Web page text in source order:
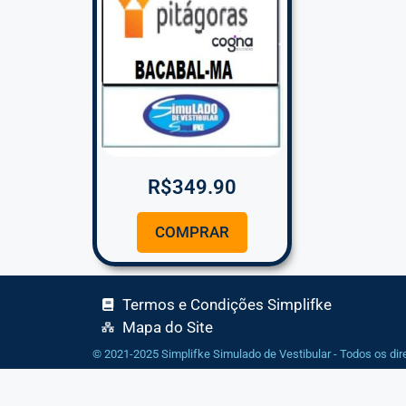
R$349.90
COMPRAR
Termos e Condições Simplifke
Mapa do Site
© 2021-2025 Simplifke Simulado de Vestibular - Todos os